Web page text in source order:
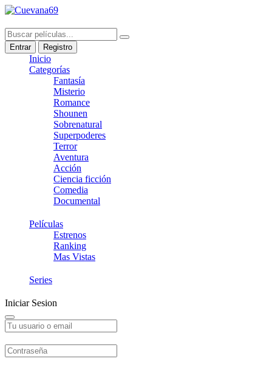
Entrar Registro
Inicio
Categorías
Fantasía
Misterio
Romance
Shounen
Sobrenatural
Superpoderes
Terror
Aventura
Acción
Ciencia ficción
Comedia
Documental
Películas
Estrenos
Ranking
Mas Vistas
Series
Iniciar Sesion